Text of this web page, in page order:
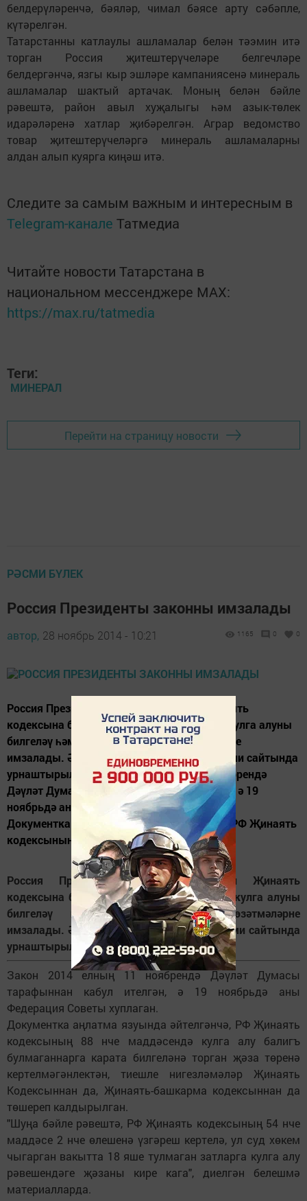
белдерүләренчә, бәяләр, чимал бәясе арту сәбәпле,
күтәрелгән.
Татарстанны катлаулы ашламалар белән тәэмин итә
торган Россия җитештерүчеләре белгечләре
белдергәнчә, язгы кыр эшләре кампаниясенә минераль
ашламалар шактый артачак. Моның белән бәйле
рәвештә, район авыл хуҗалыгы һәм азык-төлек
идарәләренә хатлар җибәрелгән. Аграр ведомство
товар җитештерүчеләргә минераль ашламаларны
алдан алып куярга киңәш итә.
Следите за самым важным и интересным в
Telegram-канале Татмедиа
Читайте новости Татарстана в
национальном мессенджере MАХ:
https://max.ru/tatmedia
Теги:
МИНЕРАЛ
Перейти на страницу новости
РӘСМИ БҮЛЕК
Россия Президенты законны имзалады
автор, 28 ноябрь 2014 - 10:21 1165 0 0
Россия Президенты Владимир Путин Җинаять
кодексына балигъ булмаганнарга карата кулга алуны
билгеләү һәм үтәтүне чикләүче төзәтмәләрне
имзалады. Әлеге документ Кремльнең рәсми сайтында
урнаштырылган. Закон 2014 елның 11 ноябрендә
Дәүләт Думасы тарафыннан кабул ителгән, ә 19
ноябрьдә аны Федерация Советы хуплаган.
Документка аңлатма язуында әйтелгәнчә, РФ Җинаять
кодексының 88 нче маддәсендә...
Россия Президенты Владимир Путин Җинаять
кодексына балигъ булмаганнарга карата кулга алуны
билгеләү һәм үтәтүне чикләүче төзәтмәләрне
имзалады. Әлеге документ Кремльнең рәсми сайтында
урнаштырылган.
Закон 2014 елның 11 ноябрендә Дәүләт Думасы
тарафыннан кабул ителгән, ә 19 ноябрьдә аны
Федерация Советы хуплаган.
Документка аңлатма язуында әйтелгәнчә, РФ Җинаять
кодексының 88 нче маддәсендә кулга алу балигъ
булмаганнарга карата билгеләнә торган җәза төренә
кертелмәгәнлектән, тиешле нигезләмәләр Җинаять
Кодексыннан да, Җинаять-башкарма кодексыннан да
төшереп калдырылган.
"Шуңа бәйле рәвештә, РФ Җинаять кодексының 54 нче
маддәсе 2 нче өлешенә үзгәреш кертелә, ул суд хөкем
чыгарган вакытта 18 яше тулмаган затларга кулга алу
рәвешендәге җәзаны кире кага", диелгән белешмә
материалларда.